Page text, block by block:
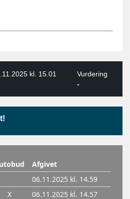
kl. 15.01
Vurdering
-